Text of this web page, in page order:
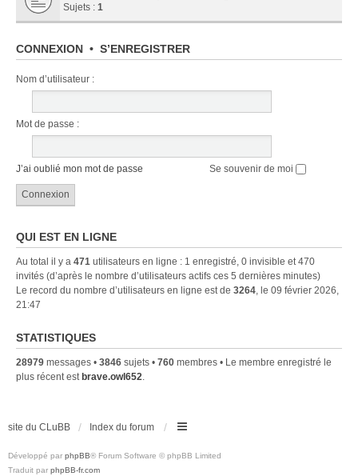
Sujets : 1
CONNEXION • S’ENREGISTRER
Nom d’utilisateur :
Mot de passe :
J’ai oublié mon mot de passe Se souvenir de moi
QUI EST EN LIGNE
Au total il y a 471 utilisateurs en ligne : 1 enregistré, 0 invisible et 470
invités (d’après le nombre d’utilisateurs actifs ces 5 dernières minutes)
Le record du nombre d’utilisateurs en ligne est de 3264, le 09 février 2026,
21:47
STATISTIQUES
28979 messages • 3846 sujets • 760 membres • Le membre enregistré le
plus récent estbrave.owl652.
site du CLuBB Index du forum
Développé par phpBB® Forum Software © phpBB Limited
Traduit par phpBB-fr.com